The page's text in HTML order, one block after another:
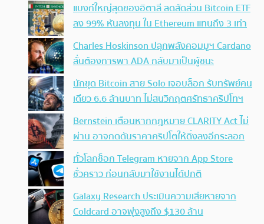
แบงก์ใหญ่สุดของอิตาลี ลดสัดส่วน Bitcoin ETF
ลง 99% หันลงทุน ใน Ethereum แทนถึง 3 เท่า
Charles Hoskinson ปลุกพลังคอมมูฯ Cardano
ลั่นต้องการพา ADA กลับมาเป็นผู้ชนะ
นักขุด Bitcoin สาย Solo เจอบล็อก รับทรัพย์คน
เดียว 6.6 ล้านบาท ไม่สนวิกฤตศรัทธาคริปโทฯ
Bernstein เตือนหากกฎหมาย CLARITY Act ไม่
ผ่าน อาจกดดันราคาคริปโตให้ดิ่งลงอีกระลอก
ทั่วโลกช็อก Telegram หายจาก App Store
ชั่วคราว ก่อนกลับมาใช้งานได้ปกติ
Galaxy Research ประเมินความเสียหายจาก
Coldcard อาจพุ่งสูงถึง $130 ล้าน